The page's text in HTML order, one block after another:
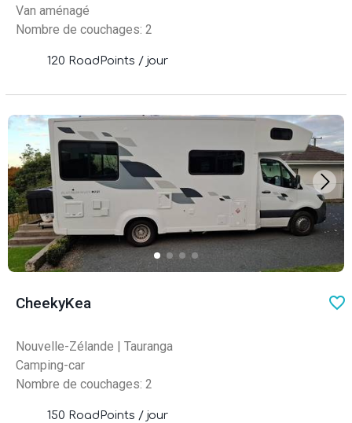
Van aménagé
Nombre de couchages: 2
120 RoadPoints / jour
CheekyKea
Nouvelle-Zélande | Tauranga
Camping-car
Nombre de couchages: 2
150 RoadPoints / jour